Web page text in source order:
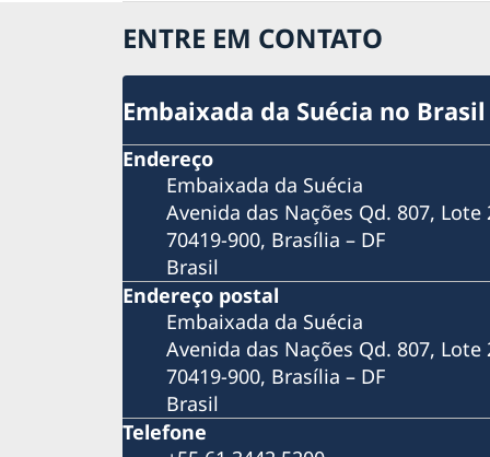
cocriando o futuro
VI Festival Internacional de Cinema LGBTQI+
Dia Nacional 2021
Meio Ambiente e Sustentabilidade
#SuéciaEmCasa Especial
Webinar HomeOffice - Como manter a
produtividade?
Webinar COVID-19
Webinar Permissão de Residência
Webinar Pré-Embarque Novos Estudantes
Suécia 2020
Webinar Saúde Mental em Tempos de
Coronavírus
Mostra de Cinema Sueco Contemporâneo em
São Paulo
Festival Sustentabilidade de Cinema Nórdico
em Brasília
Hero SwimRun
"A Minha Própria Lua" no no Cine Olympia,
ENTRE EM CONTATO
Embaixada da Suécia no Brasil
Endereço
Embaixada da Suécia
Avenida das Nações Qd. 807, Lote
70419-900, Brasília – DF
Brasil
Endereço postal
Embaixada da Suécia
Avenida das Nações Qd. 807, Lote
70419-900, Brasília – DF
Brasil
Telefone